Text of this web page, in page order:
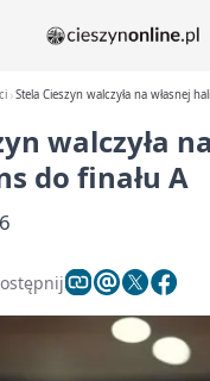
Stela Cieszyn walczyła na własnej
walczyła
do finału A